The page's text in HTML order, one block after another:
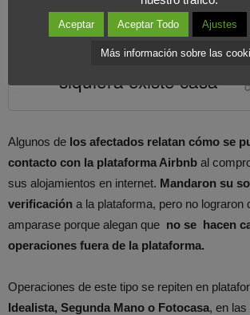
Pueden llegar a
domicilio y comprobar
siquiera existe casa
Algunos de los afectados relatan cómo se
contacto con la plataforma Airbnb al
sus alojamientos en internet. Mandaron su
verificación a la plataforma, pero no lograron
amparase porque alegan que no se hacen
operaciones fuera de la plataforma.
Operaciones de este tipo se repiten en
Idealista, Segunda Mano o Fotocasa, en las
Aceptar Aceptar Todo Ajustes
Más información sobre las